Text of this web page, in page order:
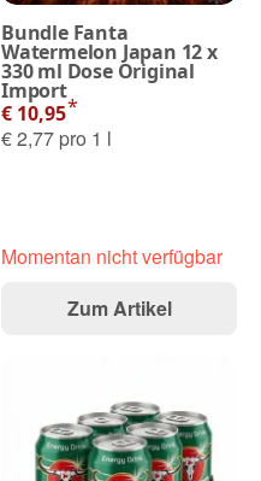
Bundle Fanta
Watermelon Japan 12 x
330 ml Dose Original
Import
€ 10,95*
€ 2,77 pro 1 l
Momentan nicht verfügbar
Zum Artikel